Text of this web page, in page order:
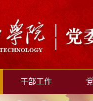
干部工作